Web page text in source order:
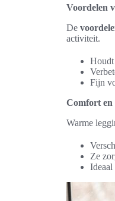
Voordelen
De
activiteit.
Houdt
Fijn
Comfort en
Warme
Ze
Ideaal